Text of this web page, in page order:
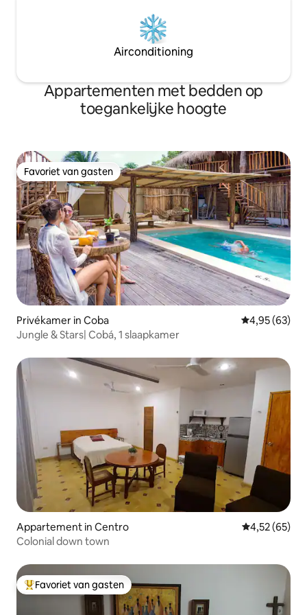
Airconditioning
Appartementen met bedden op
toegankelijke hoogte
Favoriet van gasten
Favoriet van gasten
Privékamer in Coba Gemiddelde
4,95 (63)
Jungle & Stars| Cobá, 1 slaapkamer
Appartement in Centro Gemiddelde
4,52 (65)
Colonial down town
Topfavoriet van gasten
Favoriet van gasten